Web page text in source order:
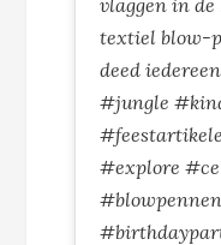
textiel blow-
deed
#jungle
#explore